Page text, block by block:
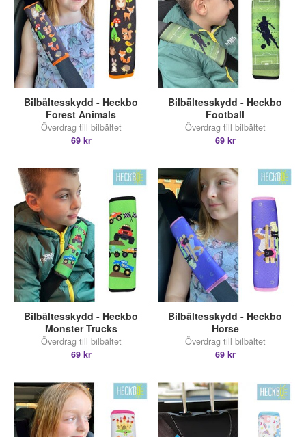
Bilbältesskydd - Heckbo
Forest Animals
Överdrag till bilbältet
69 kr
Bilbältesskydd - Heckbo
Football
Överdrag till bilbältet
69 kr
Bilbältesskydd - Heckbo
Monster Trucks
Överdrag till bilbältet
69 kr
Bilbältesskydd - Heckbo
Horse
Överdrag till bilbältet
69 kr